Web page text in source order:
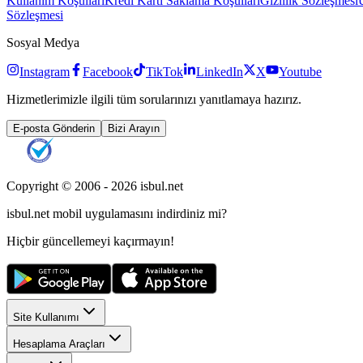
Sözleşmesi
Sosyal Medya
Instagram Facebook TikTok LinkedIn X
Youtube
Hizmetlerimizle ilgili tüm sorularınızı yanıtlamaya hazırız.
E-posta Gönderin Bizi Arayın
Copyright © 2006 - 2026 isbul.net
isbul.net mobil uygulamasını indirdiniz mi?
Hiçbir güncellemeyi kaçırmayın!
Site Kullanımı
Hesaplama Araçları